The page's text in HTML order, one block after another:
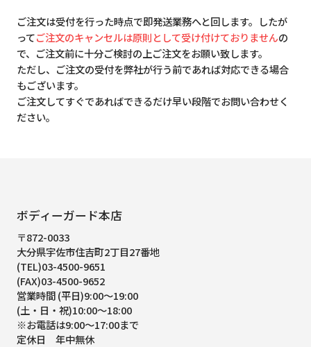
ご注文は受付を行った時点で即発送業務へと回します。したが
ってご注文のキャンセルは原則として受け付けておりませんの
で、ご注文前に十分ご検討の上ご注文をお願い致します。
ただし、ご注文の受付を弊社が行う前であれば対応できる場合
もございます。
ご注文してすぐであればできるだけ早い段階でお問い合わせく
ださい。
ボディーガード本店
〒872-0033
大分県宇佐市住吉町2丁目27番地
(TEL)03-4500-9651
(FAX)03-4500-9652
営業時間 (平日)9:00～19:00
(土・日・祝)10:00～18:00
※お電話は9:00～17:00まで
定休日 年中無休